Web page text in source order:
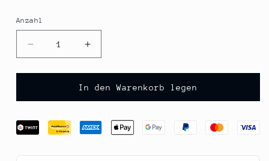
Anzahl
Anzahl
Verringere
die
Menge
Morelli
Spaghettoni
Tonnarelli,
Erhöhe
die
Menge
für
Morelli
Spaghettoni
Tonnarelli,
In den Warenkorb legen